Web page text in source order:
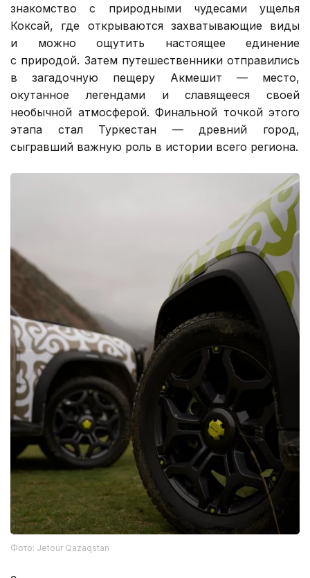
знакомство с природными чудесами ущелья
Коксай, где открываются захватывающие виды
и можно ощутить настоящее единение
с природой. Затем путешественники отправились
в загадочную пещеру Акмешит — место,
окутанное легендами и славящееся своей
необычной атмосферой. Финальной точкой этого
этапа стал Туркестан — древний город,
сыгравший важную роль в истории всего региона.
Фото: Jetour Qazaqstan